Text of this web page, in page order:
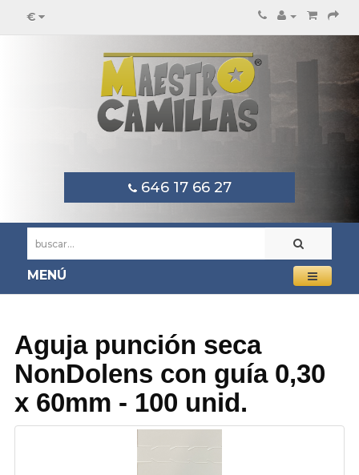
€
646 17 66 27
MENÚ
Aguja punción seca
NonDolens con guía 0,30
x 60mm - 100 unid.